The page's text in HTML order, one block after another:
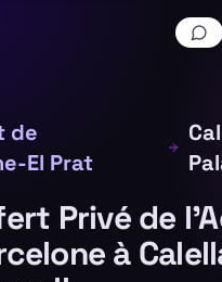
de
El Prat
Privé de
à